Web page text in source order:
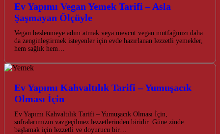
Ev Yapımı Vegan Yemek Tarifi – Asla
Şaşmayan Ölçüyle
Vegan beslenmeye adım atmak veya mevcut vegan mutfağınızı daha
da zenginleştirmek isteyenler için evde hazırlanan lezzetli yemekler,
hem sağlık hem…
Ev Yapımı Kahvaltılık Tarifi – Yumuşacık
Olması İçin
Ev Yapımı Kahvaltılık Tarifi – Yumuşacık Olması İçin,
sofralarımızın vazgeçilmez lezzetlerinden biridir. Güne zinde
başlamak için lezzetli ve doyurucu bir…